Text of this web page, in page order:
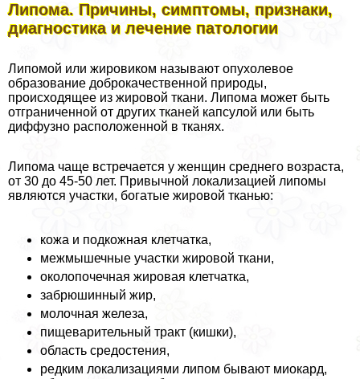
Липома. Причины, симптомы, признаки,
диагностика и лечение патологии
Липомой или жировиком называют опухолевое
образование доброкачественной природы,
происходящее из жировой ткани. Липома может быть
отграниченной от других тканей капсулой или быть
диффузно расположенной в тканях.
Липома чаще встречается у женщин среднего возраста,
от 30 до 45-50 лет. Привычной локализацией липомы
являются участки, богатые жировой тканью:
кожа и подкожная клетчатка,
межмышечные участки жировой ткани,
околопочечная жировая клетчатка,
забрюшинный жир,
молочная железа,
пищеварительный тpaкт (кишки),
область средостения,
редким локализациями липом бывают миокард,